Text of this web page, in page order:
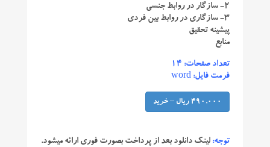
۲- سازگار در روابط جنسی
۳- سازگاری در روابط بین فردی
پیشینه تحقیق
منابع
تعداد صفحات: ۱۴
فرمت فایل: word
490,000 ریال – خرید
توجه: لینک دانلود بعد از پرداخت بصورت فوری ارائه میشود.